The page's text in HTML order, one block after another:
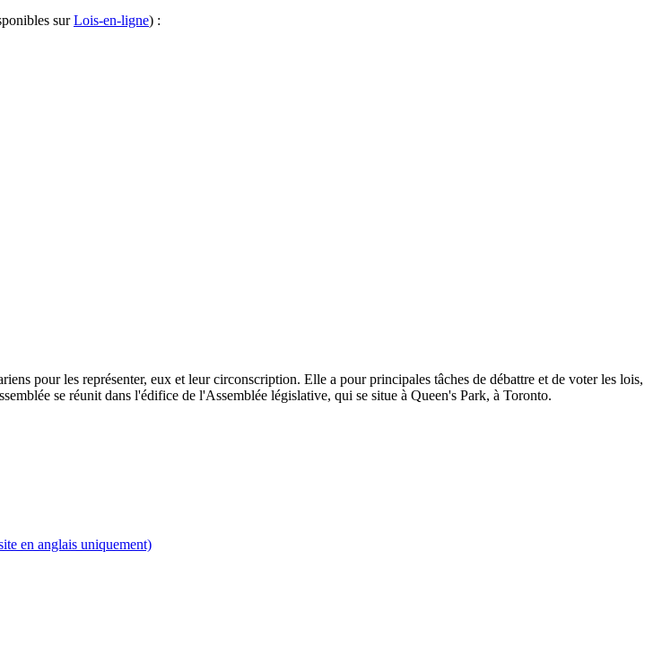
surLois-en-ligne) :
pour les représenter, eux et leur circonscription. Elle a pour principales tâches de débattre et de voter les lois,
se réunit dans l'édifice de l'Assemblée législative, qui se situe à Queen's Park, à Toronto.
en anglais uniquement)